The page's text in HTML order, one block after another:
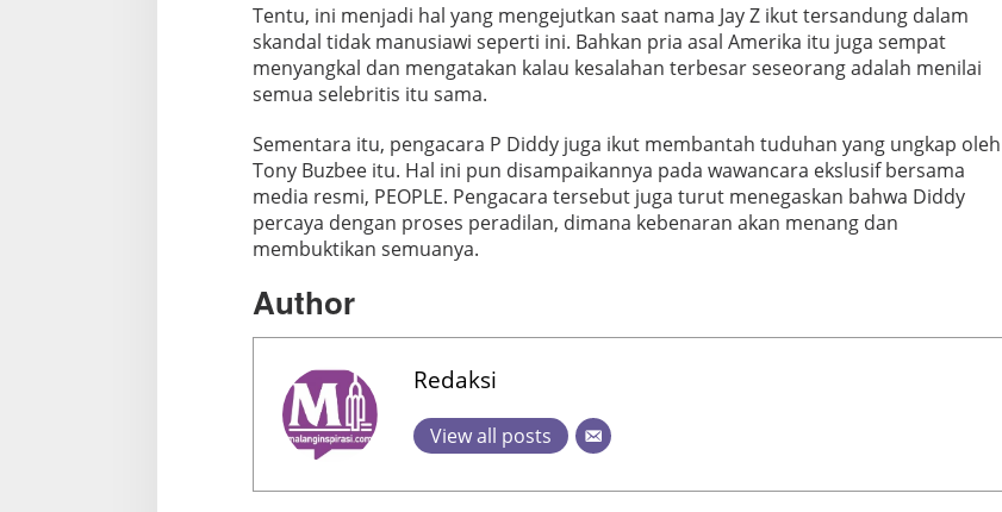
Tentu, ini menjadi hal yang mengejutkan saat nama Jay Z ikut tersandung dalam
skandal tidak manusiawi seperti ini. Bahkan pria asal Amerika itu juga sempat
menyangkal dan mengatakan kalau kesalahan terbesar seseorang adalah menilai
semua selebritis itu sama.
Sementara itu, pengacara P Diddy juga ikut membantah tuduhan yang ungkap oleh
Tony Buzbee itu. Hal ini pun disampaikannya pada wawancara ekslusif bersama
media resmi, PEOPLE. Pengacara tersebut juga turut menegaskan bahwa Diddy
percaya dengan proses peradilan, dimana kebenaran akan menang dan
membuktikan semuanya.
Author
Redaksi
View all posts